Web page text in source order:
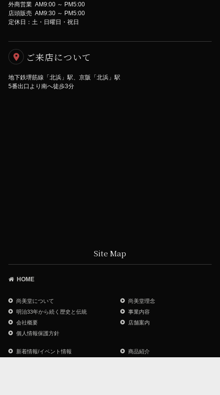
外商営業 AM9:00 ～ PM5:00
店頭販売 AM9:30 ～ PM5:00
定休日：土・日曜日・祝日
ご来店について
地下鉄堺筋線「北浜」駅、京阪「北浜」駅
5番出口より南へ徒歩3分
Site Map
HOME
尚美堂について
尚美堂理念
明治33年から続く歴史と伝統
事業内容
会社概要
店舗案内
個人情報保護方針
新着情報/イベント情報
商品紹介